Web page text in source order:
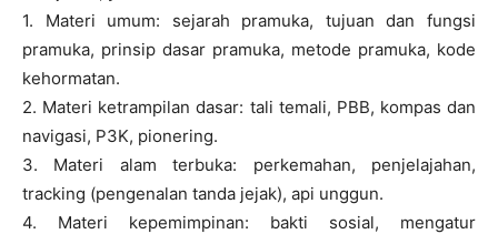
1. Materi umum: sejarah pramuka, tujuan dan fungsi
pramuka, prinsip dasar pramuka, metode pramuka, kode
kehormatan.
2. Materi ketrampilan dasar: tali temali, PBB, kompas dan
navigasi, P3K, pionering.
3. Materi alam terbuka: perkemahan, penjelajahan,
tracking (pengenalan tanda jejak), api unggun.
4. Materi kepemimpinan: bakti sosial, mengatur